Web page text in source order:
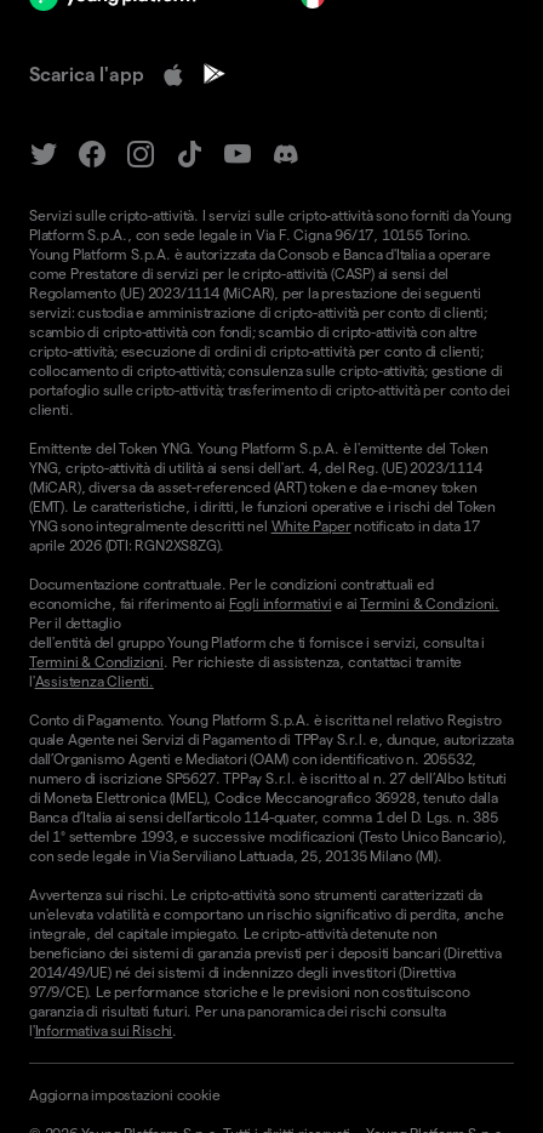
Scarica l'app
Servizi sulle cripto-attività. I servizi sulle cripto-attività sono forniti da Young
Platform S.p.A., con sede legale in Via F. Cigna 96/17, 10155 Torino.
Young Platform S.p.A. è autorizzata da Consob e Banca d'Italia a operare
come Prestatore di servizi per le cripto-attività (CASP) ai sensi del
Regolamento (UE) 2023/1114 (MiCAR), per la prestazione dei seguenti
servizi: custodia e amministrazione di cripto-attività per conto di clienti;
scambio di cripto-attività con fondi; scambio di cripto-attività con altre
cripto-attività; esecuzione di ordini di cripto-attività per conto di clienti;
collocamento di cripto-attività; consulenza sulle cripto-attività; gestione di
portafoglio sulle cripto-attività; trasferimento di cripto-attività per conto dei
clienti.
Emittente del Token YNG. Young Platform S.p.A. è l'emittente del Token
YNG, cripto-attività di utilità ai sensi dell'art. 4, del Reg. (UE) 2023/1114
(MiCAR), diversa da asset-referenced (ART) token e da e-money token
(EMT). Le caratteristiche, i diritti, le funzioni operative e i rischi del Token
YNG sono integralmente descritti nel White Papernotificato in data 17
aprile 2026 (DTI: RGN2XS8ZG).
Documentazione contrattuale. Per le condizioni contrattuali ed
economiche, fai riferimento ai Fogli informativi e aiTermini & Condizioni.
Per il dettaglio
dell'entità del gruppo Young Platform che ti fornisce i servizi, consulta i
Termini & Condizioni. Per richieste di assistenza, contattaci tramite
l'Assistenza Clienti.
Conto di Pagamento. Young Platform S.p.A. è iscritta nel relativo Registro
quale Agente nei Servizi di Pagamento di TPPay S.r.l. e, dunque, autorizzata
dall’Organismo Agenti e Mediatori (OAM) con identificativo n. 205532,
numero di iscrizione SP5627. TPPay S.r.l. è iscritto al n. 27 dell’Albo Istituti
di Moneta Elettronica (IMEL), Codice Meccanografico 36928, tenuto dalla
Banca d’Italia ai sensi dell’articolo 114-quater, comma 1 del D. Lgs. n. 385
del 1° settembre 1993, e successive modificazioni (Testo Unico Bancario),
con sede legale in Via Serviliano Lattuada, 25, 20135 Milano (MI).
Avvertenza sui rischi. Le cripto-attività sono strumenti caratterizzati da
un'elevata volatilità e comportano un rischio significativo di perdita, anche
integrale, del capitale impiegato. Le cripto-attività detenute non
beneficiano dei sistemi di garanzia previsti per i depositi bancari (Direttiva
2014/49/UE) né dei sistemi di indennizzo degli investitori (Direttiva
97/9/CE). Le performance storiche e le previsioni non costituiscono
garanzia di risultati futuri. Per una panoramica dei rischi consulta
l'Informativa sui Rischi.
Aggiorna impostazioni cookie